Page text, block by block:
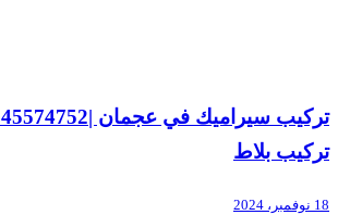
تركيب بلاط
18 نوفمبر، 2024